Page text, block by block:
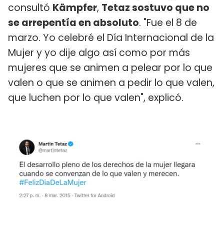
consultó Kämpfer, Tetaz sostuvo que no
se arrepentía en absoluto. "Fue el 8 de
marzo. Yo celebré el Día Internacional de la
Mujer y yo dije algo así como por más
mujeres que se animen a pelear por lo que
valen o que se animen a pedir lo que valen,
que luchen por lo que valen", explicó.